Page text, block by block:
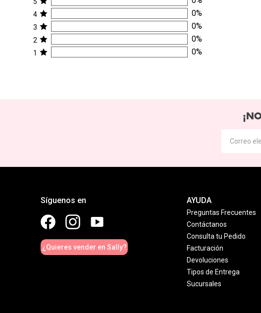
4 0%
3 0%
2 0%
1 0%
Síguenos en
¿Quieres vender en Sally?
AYUDA
Preguntas Frecuentes
Contáctanos
Consulta tu Pedido
Facturación
Devoluciones
Tipos de Entrega
Sucursales